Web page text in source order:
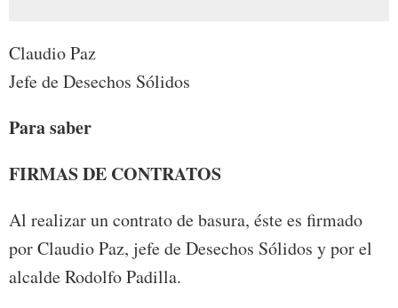
Claudio Paz
Jefe de Desechos Sólidos
Para saber
FIRMAS DE CONTRATOS
Al realizar un contrato de basura, éste es firmado
por Claudio Paz, jefe de Desechos Sólidos y por el
alcalde Rodolfo Padilla.